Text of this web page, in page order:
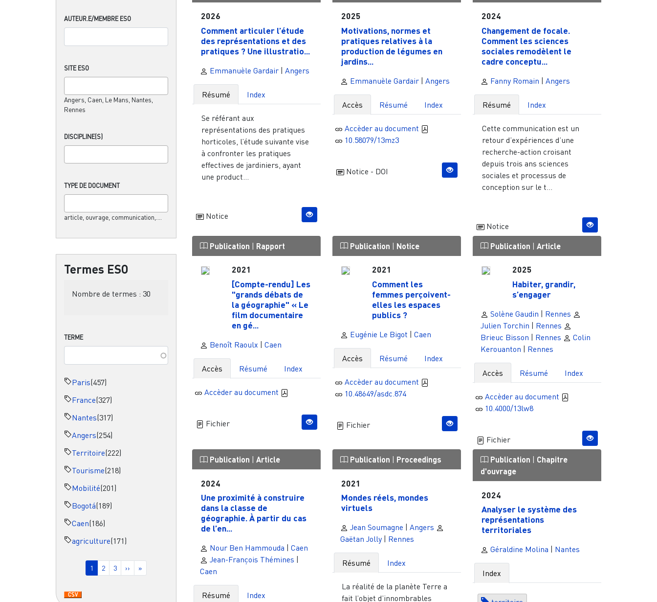
AUTEUR.E/MEMBRE ESO
SITE ESO
Angers, Caen, Le Mans, Nantes,
Rennes
DISCIPLINE(S)
TYPE DE DOCUMENT
article, ouvrage, communication,....
Termes ESO
Nombre de termes : 30
TERME
Paris(457)
France(327)
Nantes(317)
Angers(254)
Territoire(222)
Tourisme(218)
Mobilité(201)
Bogotá(189)
Caen(186)
agriculture(171)
Pagination
Page courante
1 Page
2 Page
3 Page suivante
›› Dernière page
»
2026
Comment articuler l’étude
des représentations et des
pratiques ? Une illustratio...
Emmanuèle Gardair | Angers
Résumé Index
Se référant aux
représentations des pratiques
horticoles, l’étude suivante vise
à confronter les pratiques
effectives de jardiniers, ayant
une product...
Notice
2025
Motivations, normes et
pratiques relatives à la
production de légumes en
jardins...
Emmanuèle Gardair| Angers
Accès Résumé Index
Accèder au document
10.58079/13mz3
Notice - DOI
2024
Changement de focale.
Comment les sciences
sociales remodèlent le
cadre conceptu...
Fanny Romain | Angers
Résumé Index
Cette communication est un
retour d’expériences d’une
recherche-action croisant
depuis trois ans sciences
sociales et processus de
conception sur le t...
Notice
Publication | Rapport
2021
[Compte-rendu] Les
"grands débats de
la géographie" « Le
film documentaire
en gé...
Benoît Raoulx | Caen
Accès Résumé Index
Accèder au document
Fichier
Publication | Notice
2021
Comment les
femmes perçoivent-
elles les espaces
publics ?
Eugénie Le Bigot | Caen
Accès Résumé Index
Accèder au document
10.48649/asdc.874
Fichier
Publication | Article
2025
Habiter, grandir,
s’engager
Solène Gaudin | Rennes
Julien Torchin | Rennes
Brieuc Bisson | Rennes
Colin
Kerouanton | Rennes
Accès Résumé Index
Accèder au document
10.4000/13lw8
Fichier
Publication | Article
2024
Une proximité à construire
dans la classe de
géographie. À partir du cas
de l’en...
Nour Ben Hammouda
Caen
Jean-François Thémines
Caen
Résumé Index
Publication | Proceedings
2021
Mondes réels, mondes
virtuels
Jean Soumagne
Angers
Gaëtan Jolly| Rennes
Résumé Index
La réalité de la planète Terre a
fait l’objet d’innombrables
Publication | Chapitre
d'ouvrage
2024
Analyser le système des
représentations
territoriales
Géraldine Molina Nantes
Index